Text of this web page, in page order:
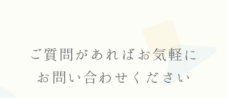
ご質問があればお気軽に
お問い合わせください